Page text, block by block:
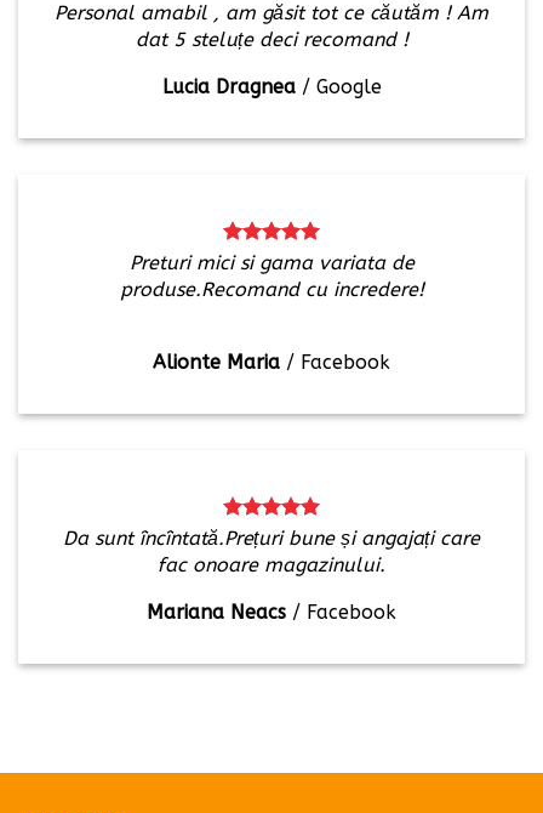
Personal amabil , am găsit tot ce căutăm ! Am
dat 5 steluțe deci recomand !
Lucia Dragnea / Google
Preturi mici si gama variata de
produse.Recomand cu incredere!
Alionte Maria / Facebook
Da sunt încîntată.Prețuri bune și angajați care
fac onoare magazinului.
Mariana Neacs / Facebook